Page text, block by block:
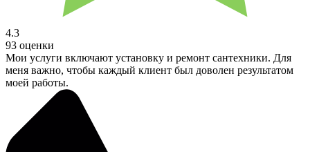
4.3
93 оценки
Мои услуги включают установку и ремонт сантехники. Для
меня важно, чтобы каждый клиент был доволен результатом
моей работы.